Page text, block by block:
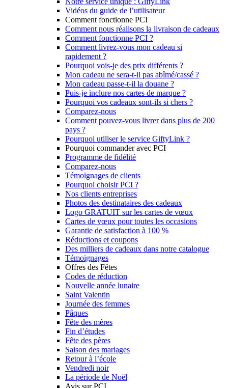
Vidéos du guide de l’utilisateur
Comment fonctionne PCI
Comment nous réalisons la livraison de cadeaux
Comment fonctionne PCI ?
Comment livrez-vous mon cadeau si
rapidement ?
Pourquoi vois-je des prix différents ?
Mon cadeau ne sera-t-il pas abîmé/cassé ?
Mon cadeau passe-t-il la douane ?
Puis-je inclure nos cartes de marque ?
Pourquoi vos cadeaux sont-ils si chers ?
Comparez-nous
Comment pouvez-vous livrer dans plus de 200
pays ?
Pourquoi utiliser le service GiftyLink ?
Pourquoi commander avec PCI
Programme de fidélité
Comparez-nous
Témoignages de clients
Pourquoi choisir PCI ?
Nos clients entreprises
Photos des destinataires des cadeaux
Logo GRATUIT sur les cartes de vœux
Cartes de vœux pour toutes les occasions
Garantie de satisfaction à 100 %
Réductions et coupons
Des milliers de cadeaux dans notre catalogue
Témoignages
Offres des Fêtes
Codes de réduction
Nouvelle année lunaire
Saint Valentin
Journée des femmes
Pâques
Fête des mères
Fin d’études
Fête des pères
Saison des mariages
Retour à l’école
Vendredi noir
La période de Noël
Avis sur PCI